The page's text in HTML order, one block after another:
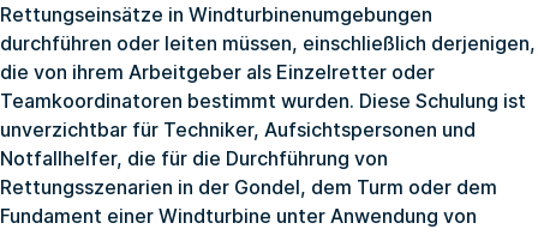
Rettungseinsätze in Windturbinenumgebungen
durchführen oder leiten müssen, einschließlich derjenigen,
die von ihrem Arbeitgeber als Einzelretter oder
Teamkoordinatoren bestimmt wurden. Diese Schulung ist
unverzichtbar für Techniker, Aufsichtspersonen und
Notfallhelfer, die für die Durchführung von
Rettungsszenarien in der Gondel, dem Turm oder dem
Fundament einer Windturbine unter Anwendung von